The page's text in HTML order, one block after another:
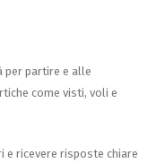
per partire e alle
come visti, voli e
e ricevere risposte chiare